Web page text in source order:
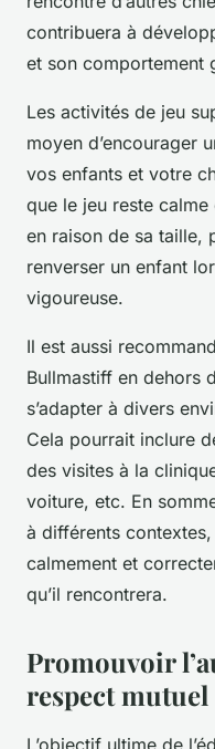
contribuera à
et son comportement
Les activités de jeu
moyen d’encourager
vos enfants et votre
que le jeu reste
en raison de sa taille,
renverser un enfant
vigoureuse.
Il est aussi
Bullmastiff en dehors
s’adapter à divers
Cela pourrait inclure
des visites à la
voiture, etc. En
à différents
calmement et
qu’il rencontrera.
Promouvoir
respect mutuel
L’objectif ultime de